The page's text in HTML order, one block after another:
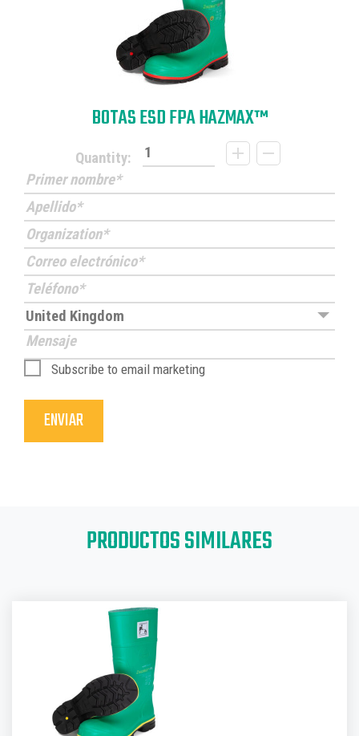
BOTAS ESD FPA HAZMAX™
Quantity:
Subscribe to email marketing
PRODUCTOS SIMILARES